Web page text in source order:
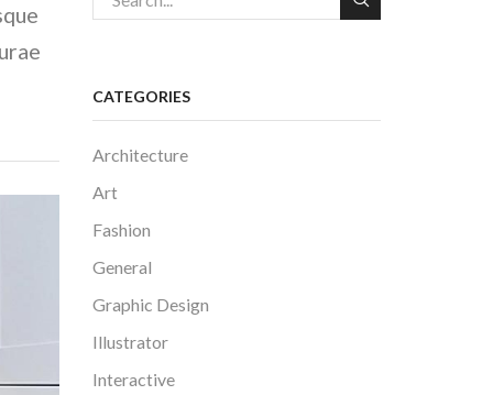
CATEGORIES
Architecture
Art
Fashion
General
Graphic Design
Illustrator
Interactive